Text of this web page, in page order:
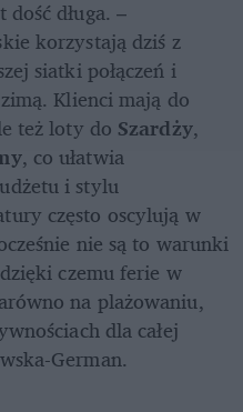
długa. –
korzystają dziś z
siatki połączeń i
Klienci mają do
też loty do Szardży
, co ułatwia
i stylu
często oscylują w
nie są to warunki
czemu ferie w
na plażowaniu,
dla całej
German.